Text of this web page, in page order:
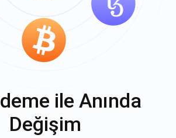
ile Anında
Değişim